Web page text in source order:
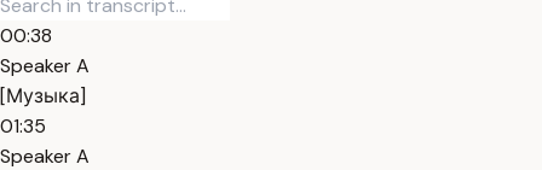
00:38
Speaker A
[Музыка]
01:35
Speaker A